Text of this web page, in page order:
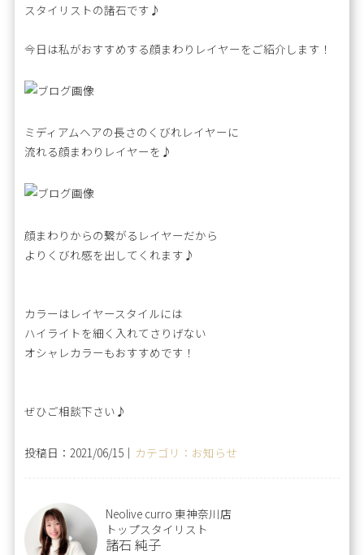
スタイリストの諸石です♪
今日は私がおすすめする顔まわりレイヤーをご紹介します！
ミディアムヘアの長さのくびれレイヤーに
流れる顔まわりレイヤーを♪
顔まわりからの繋がるレイヤーだから
よりくびれ感を出してくれます♪
カラーはレイヤースタイルには
ハイライトを細く入れてさりげない
オシャレカラーもおすすめです！
ぜひご相談下さい♪
投稿日：2021/06/15｜ カテゴリ：お知らせ
Neolive curro 東神奈川店
トップスタイリスト
諸石 純子